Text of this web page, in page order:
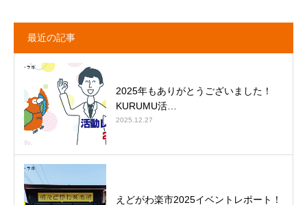
最近の記事
2025年もありがとうございました！
KURUMU活…
2025.12.27
えどがわ楽市2025イベントレポート！